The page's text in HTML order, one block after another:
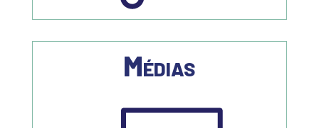
Médias